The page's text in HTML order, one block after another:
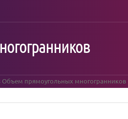
Объем прямоугольных многогранников